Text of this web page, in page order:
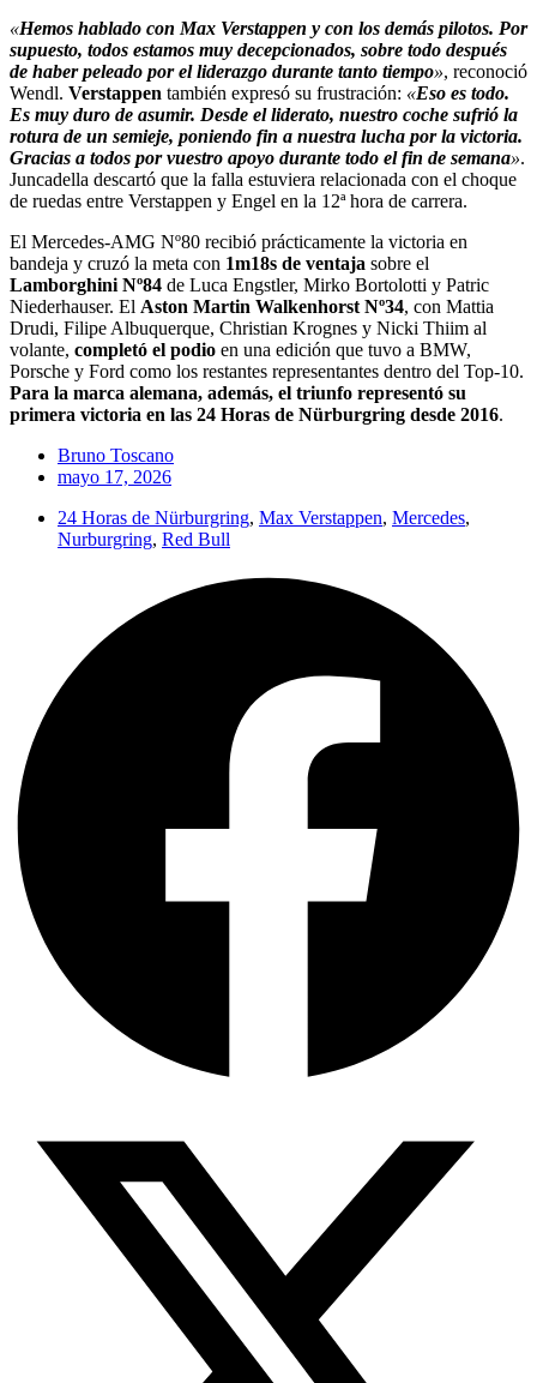
«Hemos hablado con Max Verstappen y con los demás pilotos. Por
supuesto, todos estamos muy decepcionados, sobre todo después
de haber peleado por el liderazgo durante tanto tiempo», reconoció
Wendl. Verstappen también expresó su frustración: «Eso es todo.
Es muy duro de asumir. Desde el liderato, nuestro coche sufrió la
rotura de un semieje, poniendo fin a nuestra lucha por la victoria.
Gracias a todos por vuestro apoyo durante todo el fin de semana».
Juncadella descartó que la falla estuviera relacionada con el choque
de ruedas entre Verstappen y Engel en la 12ª hora de carrera.
El Mercedes-AMG Nº80 recibió prácticamente la victoria en
bandeja y cruzó la meta con 1m18s de ventaja sobre el
Lamborghini Nº84 de Luca Engstler, Mirko Bortolotti y Patric
Niederhauser. El Aston Martin Walkenhorst Nº34, con Mattia
Drudi, Filipe Albuquerque, Christian Krognes y Nicki Thiim al
volante, completó el podio en una edición que tuvo a BMW,
Porsche y Ford como los restantes representantes dentro del Top-10.
Para la marca alemana, además, el triunfo representó su
primera victoria en las 24 Horas de Nürburgring desde 2016.
Bruno Toscano
mayo 17, 2026
24 Horas de Nürburgring, Max Verstappen, Mercedes,
Nurburgring, Red Bull